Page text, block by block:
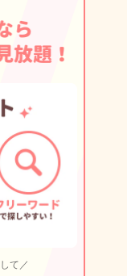
て／